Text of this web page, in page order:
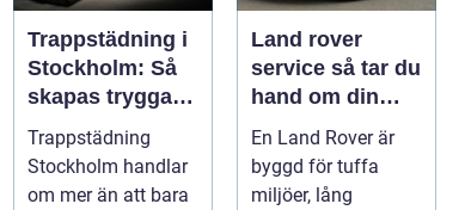
Trappstädning i
Stockholm: Så
skapas trygga
och trivsamma
trapphus
Trappstädning
Stockholm handlar
om mer än att bara
Land rover
service så tar du
hand om din
terrängbil på rätt
sätt
En Land Rover är
byggd för tuffa
miljöer, lång